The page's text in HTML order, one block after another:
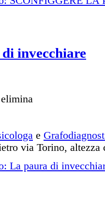
invecchiare
e
via Torino, altezza
La paura di